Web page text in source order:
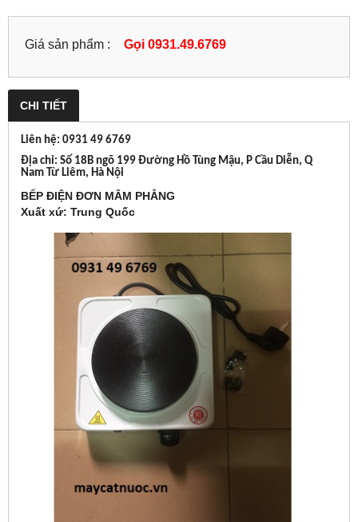
Giá sản phẩm : Gọi 0931.49.6769
CHI TIẾT
Liên hệ: 0931 49 6769
Địa chỉ: Số 18B ngõ 199 Đường Hồ Tùng Mậu, P Cầu Diễn, Q
Nam Từ Liêm, Hà Nội
BẾP ĐIỆN ĐƠN MÂM PHẲNG
Xuất xứ: Trung Quốc